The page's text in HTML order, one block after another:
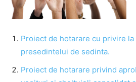
Proiect de hotarare cu privire la
presedintelui de sedinta.
Proiect de hotarare privind